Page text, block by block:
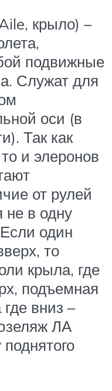
крыло) –
подвижные
Служат для
оси (в
Так как
и элеронов
от рулей
не в одну
один
то
крыла, где
подъемная
вниз –
ЛА